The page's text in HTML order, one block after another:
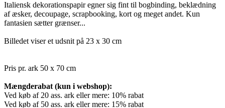
Italiensk dekorationspapir egner sig fint til bogbinding, beklædning
af æsker, decoupage, scrapbooking, kort og meget andet. Kun
fantasien sætter grænser...
Billedet viser et udsnit på 23 x 30 cm
Pris pr. ark 50 x 70 cm
Mængderabat (kun i webshop):
Ved køb af 20 ass. ark eller mere: 10% rabat
Ved køb af 50 ass. ark eller mere: 15% rabat